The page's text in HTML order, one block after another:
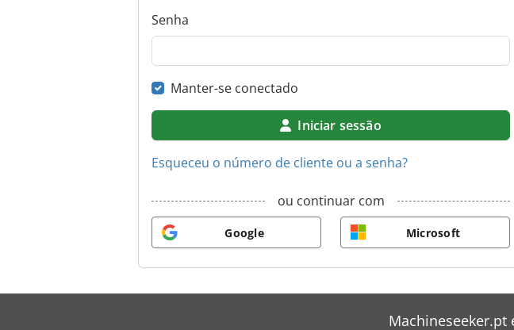
Senha
Manter-se conectado
Iniciar sessão
Esqueceu o número de cliente ou a senha?
ou continuar com
Google Microsoft